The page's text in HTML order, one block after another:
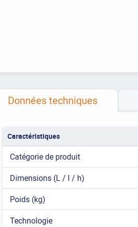
Données techniques
Caractéristiques
Catégorie de produit
Dimensions (L / l / h)
Poids (kg)
Technologie